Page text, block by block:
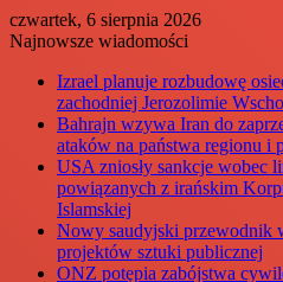
czwartek, 6 sierpnia 2026
Najnowsze wiadomości
Izrael planuje rozbudowę
zachodniej Jerozolimie
Bahrajn wzywa Iran do
ataków na państwa regionu i
USA zniosły sankcje wobec
powiązanych z irańskim
Islamskiej
Nowy saudyjski przewodnik
projektów sztuki publicznej
ONZ potępia zabójstwa